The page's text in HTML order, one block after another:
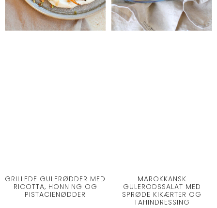
GRILLEDE GULERØDDER MED
RICOTTA, HONNING OG
PISTACIENØDDER
MAROKKANSK
GULERODSSALAT MED
SPRØDE KIKÆRTER OG
TAHINDRESSING